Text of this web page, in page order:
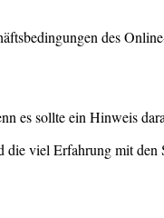
des
sollte ein Hinweis
viel Erfahrung mit